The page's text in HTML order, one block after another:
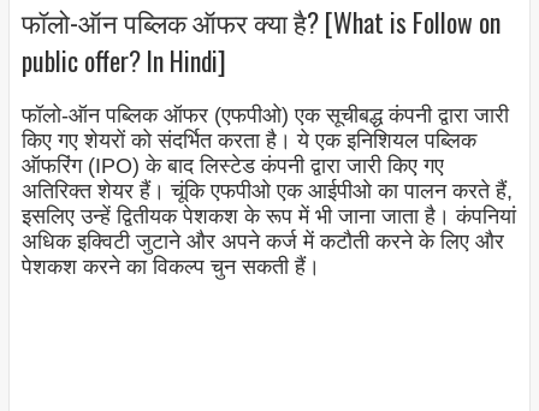
फॉलो-ऑन पब्लिक ऑफर क्या है? [What is Follow on
public offer? In Hindi]
फॉलो-ऑन पब्लिक ऑफर (एफपीओ) एक सूचीबद्ध कंपनी द्वारा जारी
किए गए शेयरों को संदर्भित करता है। ये एक इनिशियल पब्लिक
ऑफरिंग (IPO) के बाद लिस्टेड कंपनी द्वारा जारी किए गए
अतिरिक्त शेयर हैं। चूंकि एफपीओ एक आईपीओ का पालन करते हैं,
इसलिए उन्हें द्वितीयक पेशकश के रूप में भी जाना जाता है। कंपनियां
अधिक इक्विटी जुटाने और अपने कर्ज में कटौती करने के लिए और
पेशकश करने का विकल्प चुन सकती हैं।